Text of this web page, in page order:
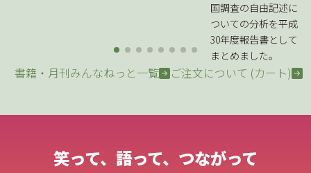
国調査の自由記述に
ついての分析を平成
30年度報告書として
まとめました。
書籍・月刊みんなねっと一覧 ご注文について (カート)
笑って、語って、つながって